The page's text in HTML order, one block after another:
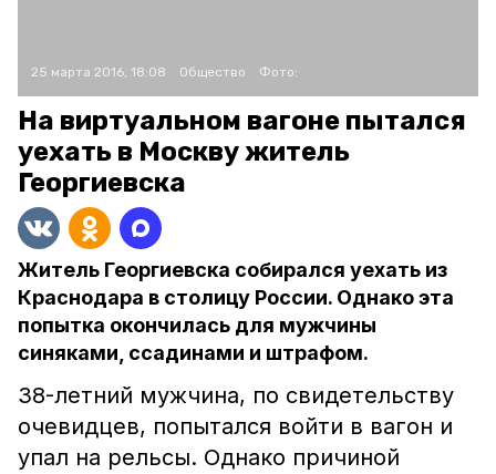
25 марта 2016, 18:08 Общество Фото:
На виртуальном вагоне пытался
уехать в Москву житель
Георгиевска
Житель Георгиевска собирался уехать из
Краснодара в столицу России. Однако эта
попытка окончилась для мужчины
синяками, ссадинами и штрафом.
38-летний мужчина, по свидетельству
очевидцев, попытался войти в вагон и
упал на рельсы. Однако причиной